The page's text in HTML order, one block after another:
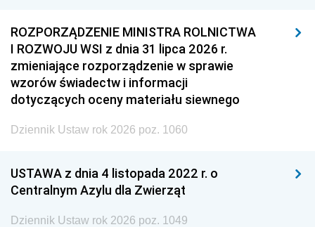
ROZPORZĄDZENIE MINISTRA ROLNICTWA
I ROZWOJU WSI z dnia 31 lipca 2026 r.
zmieniające rozporządzenie w sprawie
wzorów świadectw i informacji
dotyczących oceny materiału siewnego
Dziennik Ustaw rok 2026 poz. 1060
USTAWA z dnia 4 listopada 2022 r. o
Centralnym Azylu dla Zwierząt
Dziennik Ustaw rok 2026 poz. 1049